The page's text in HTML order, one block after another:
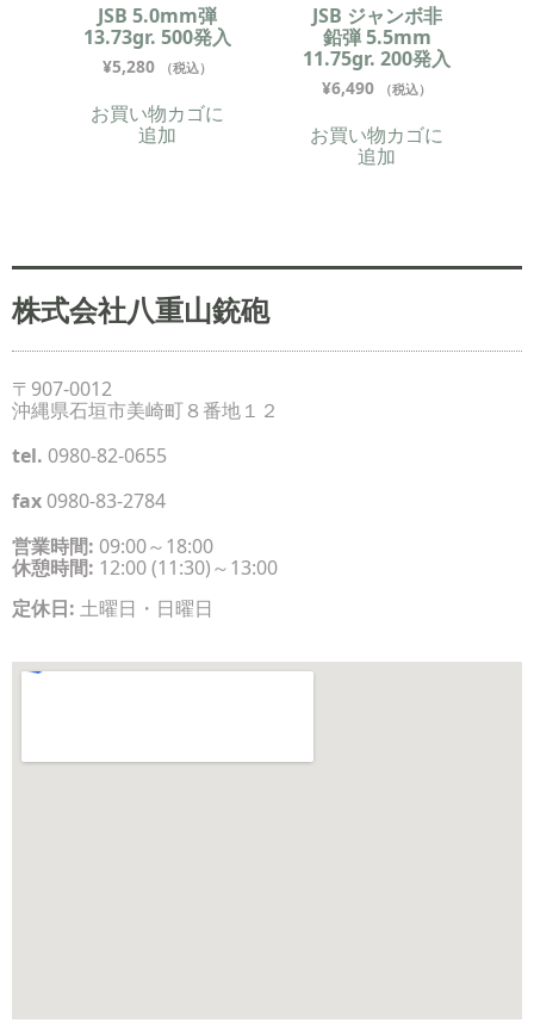
JSB 5.0mm弾
13.73gr. 500発入
¥5,280 （税込）
お買い物カゴに
追加
JSB ジャンボ非
鉛弾 5.5mm
11.75gr. 200発入
¥6,490 （税込）
お買い物カゴに
追加
株式会社八重山銃砲
〒907-0012
沖縄県石垣市美崎町８番地１２
tel. 0980-82-0655
fax 0980-83-2784
営業時間: 09:00～18:00
休憩時間: 12:00 (11:30)～13:00
定休日: 土曜日・日曜日